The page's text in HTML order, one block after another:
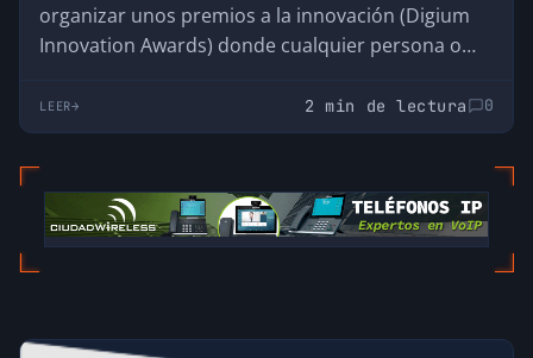
organizar unos premios a la innovación (Digium
Innovation Awards) donde cualquier persona o
LEER 2 min de lectura 0